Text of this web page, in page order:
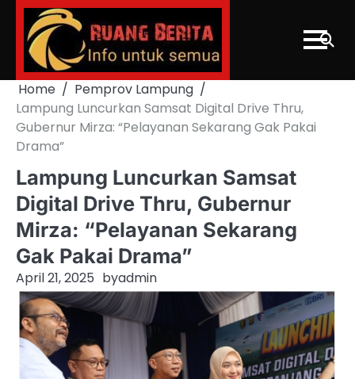
Skip
content
Home
Pemprov Lampung
Lampung Luncurkan Samsat Digital Drive Thru,
Gubernur Mirza: “Pelayanan Sekarang Gak Pakai
Drama”
Lampung Luncurkan Samsat
Digital Drive Thru, Gubernur
Mirza: “Pelayanan Sekarang
Gak Pakai Drama”
April 21, 2025 byadmin